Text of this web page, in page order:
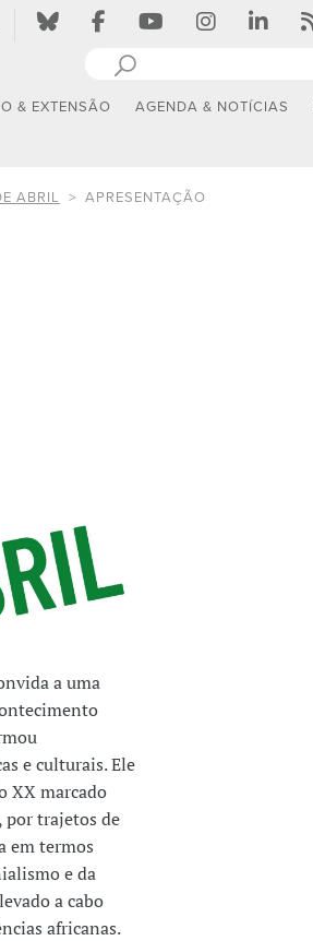
& EXTENSÃO AGENDA & NOTÍCIAS
ABRIL APRESENTAÇÃO
a uma
e culturais. Ele
XX marcado
por trajetos de
em termos
e da
a cabo
africanas.